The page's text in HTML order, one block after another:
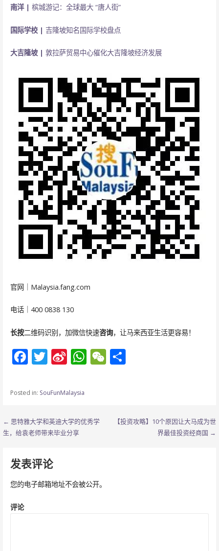
南洋 | 槟城游记：全球最大 “唐人街”
国际学校 | 吉隆坡知名国际学校盘点
大吉隆坡 | 敦拉萨贸易中心催化大吉隆坡经济发展
官网｜Malaysia.fang.com
电话｜400 0838 130
长按二维码识别，加微信快速咨询，让马来西亚生活更容易！
F
e
o
o
T
itt
Si
a
W
ei
b
W
A
W
at
分
Posted in: SouFunMalaysia
文
章
导
航
← 思特雅大学和英迪大学的优秀学
生，给袁老师带来毕业分享
【投资攻略】10个原因让大马成为世
界最佳投资经商国 →
发表评论
您的电子邮箱地址不会被公开。
评论